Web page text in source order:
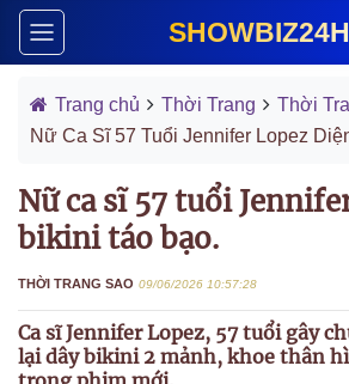
Trang chủ Thời Trang
Thời
Nữ Ca Sĩ 57 Tuổi Jennifer Lopez
Nữ ca sĩ 57 tuổi
bikini táo bạo.
THỜI TRANG SAO 09/06/2026 10:57:28
Ca sĩ Jennifer Lopez, 57 tuổi gây
lại dây bikini 2 mảnh, khoe thân